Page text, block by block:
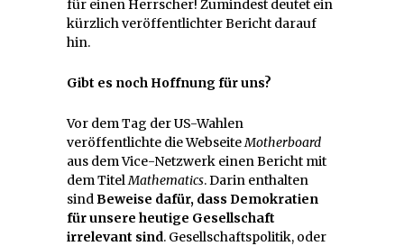
für einen Herrscher! Zumindest deutet ein
kürzlich veröffentlichter Bericht darauf
hin.
Gibt es noch Hoffnung für uns?
Vor dem Tag der US-Wahlen
veröffentlichte die WebseiteMotherboard
aus dem Vice-Netzwerk einen Bericht mit
dem TitelMathematics. Darin enthalten
sindBeweise dafür, dass Demokratien
für unsere heutige Gesellschaft
irrelevant sind. Gesellschaftspolitik, oder